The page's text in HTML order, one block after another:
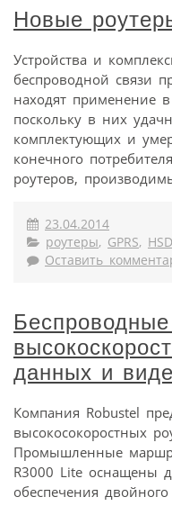
Новые
Устройства и
беспроводной связи
находят применение
поскольку в них
комплектующих и
конечного
роутеров,
23.04.2014
роутеры, GPRS,
Оставить
данных и
Компания Robustel
высокосокоростных
Промышленные
R3000 Lite оснащены
обеспечения